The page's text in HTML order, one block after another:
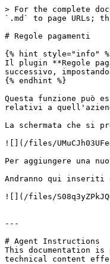
> For the complete
`.md` to page URLs;
# Regole pagamenti
{% hint style="info"
Il plugin **Regole
successivo,
{% endhint %}
Questa funzione
relativi a
La schermata che si
![](/files/
Per aggiungere una
Andranno qui inseriti
![](/files/
---
# Agent Instructions
This documentation is
technical content